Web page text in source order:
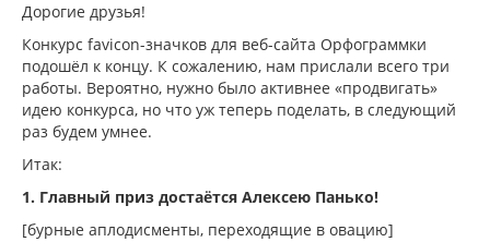
Дорогие друзья!
Конкурс favicon-значков для веб-сайта Орфограммки
подошёл к концу. К сожалению, нам прислали всего три
работы. Вероятно, нужно было активнее «продвигать»
идею конкурса, но что уж теперь поделать, в следующий
раз будем умнее.
Итак:
1. Главный приз достаётся Алексею Панько!
[бурные аплодисменты, переходящие в овацию]